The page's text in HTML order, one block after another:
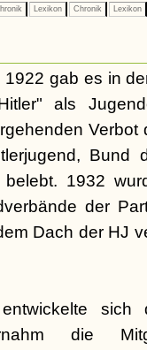
Lexikon Chronik Lexikon
1922 gab es in
als
Verbot
Bund
belebt. 1932
der
Dach der HJ
die